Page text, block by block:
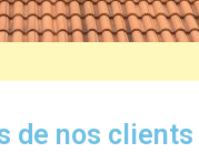
de nos clients